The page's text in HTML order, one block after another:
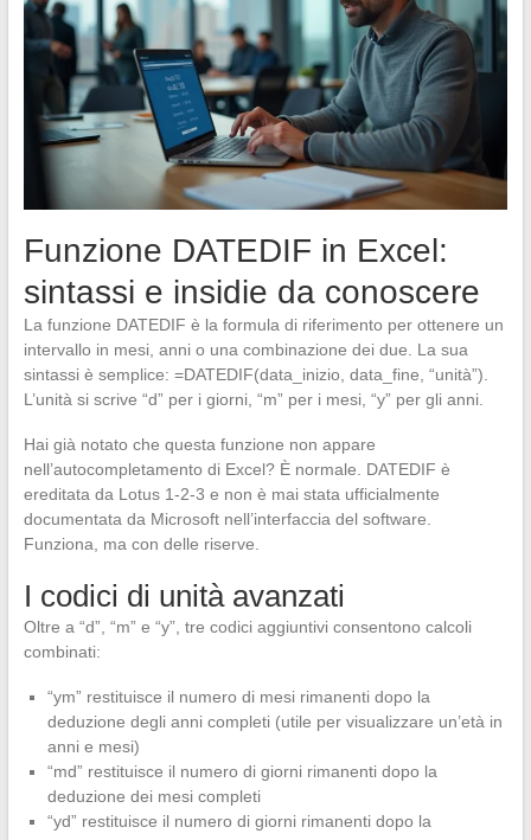
Funzione DATEDIF in Excel:
sintassi e insidie da conoscere
La funzione DATEDIF è la formula di riferimento per ottenere un
intervallo in mesi, anni o una combinazione dei due. La sua
sintassi è semplice: =DATEDIF(data_inizio, data_fine, “unità”).
L’unità si scrive “d” per i giorni, “m” per i mesi, “y” per gli anni.
Hai già notato che questa funzione non appare
nell’autocompletamento di Excel? È normale. DATEDIF è
ereditata da Lotus 1-2-3 e non è mai stata ufficialmente
documentata da Microsoft nell’interfaccia del software.
Funziona, ma con delle riserve.
I codici di unità avanzati
Oltre a “d”, “m” e “y”, tre codici aggiuntivi consentono calcoli
combinati:
“ym” restituisce il numero di mesi rimanenti dopo la
deduzione degli anni completi (utile per visualizzare un’età in
anni e mesi)
“md” restituisce il numero di giorni rimanenti dopo la
deduzione dei mesi completi
“yd” restituisce il numero di giorni rimanenti dopo la